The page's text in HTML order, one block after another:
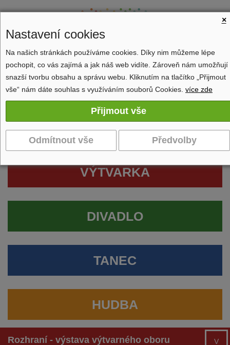
Zobrazit navigaci
VÝTVARKA
DIVADLO
TANEC
HUDBA
Rozhraní - výstava výtvarného oboru V
×
Nastavení cookies
Na našich stránkách používáme cookies. Díky nim můžeme lépe
pochopit, co vás zajímá a jak náš web vidíte. Zároveň nám umožňují
snazší tvorbu obsahu a správu webu. Kliknutím na tlačítko „Přijmout
vše“ nám dáte souhlas s využíváním souborů Cookies. více zde